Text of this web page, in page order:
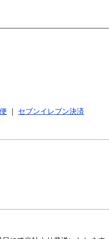
セブンイレブン決済